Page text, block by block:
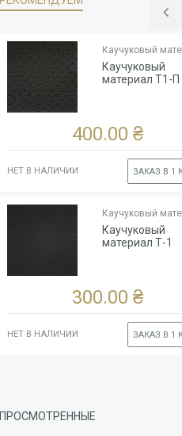
основы
Каучук
Толщина
1.8
Цвет
Чёрный
Ширина
рулона,
см
140
Каучуковый
Каучуковый
материал Т1-П
400.00 ₴
НЕТ В НАЛИЧИИ ЗАКАЗ В 1
(глянцевый)
Чёрный
см
Каучуковый
Каучуковый
материал Т-1
300.00 ₴
НЕТ В НАЛИЧИИ ЗАКАЗ В 1
ПРОСМОТРЕННЫЕ